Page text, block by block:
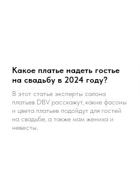
Какое платье надеть гостье
на свадьбу в 2024 году?
В этот статье эксперты салона
платьев DBV расскажут, какие фасоны
и цвета платьев подойдут для гостей
на свадьбе, а также мам жениха и
невесты.